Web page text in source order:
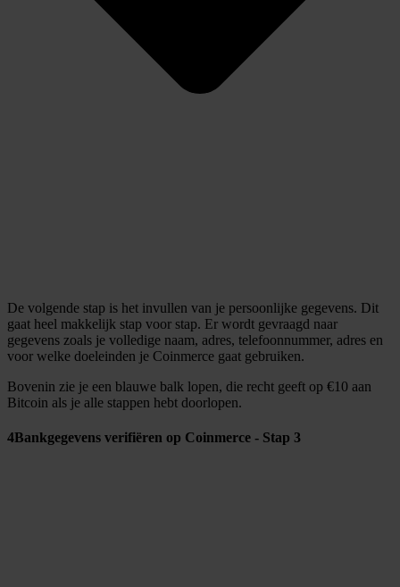
De volgende stap is het invullen van je persoonlijke gegevens. Dit
gaat heel makkelijk stap voor stap. Er wordt gevraagd naar
gegevens zoals je volledige naam, adres, telefoonnummer, adres en
voor welke doeleinden je Coinmerce gaat gebruiken.
Bovenin zie je een blauwe balk lopen, die recht geeft op €10 aan
Bitcoin als je alle stappen hebt doorlopen.
4Bankgegevens verifiëren op Coinmerce - Stap 3